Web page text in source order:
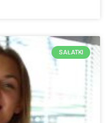
SAŁATKI